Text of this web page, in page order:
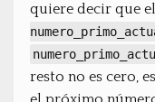
quiere decir que
resto no es cero,